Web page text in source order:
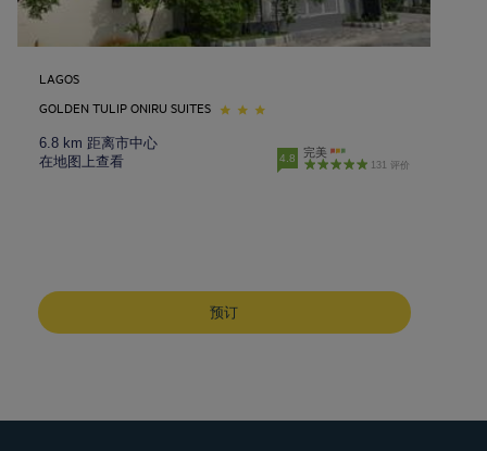
LAGOS
GOLDEN TULIP ONIRU SUITES
6.8 km 距离市中心
在地图上查看
4.8 完美
131 评价
预订
峨嵋山酒店
昆明酒店
上海酒店